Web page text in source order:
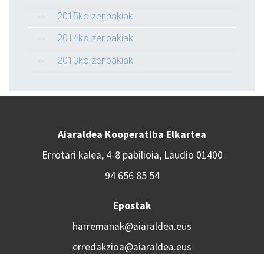
2015ko zenbakiak
2014ko zenbakiak
2013ko zenbakiak
Aiaraldea Kooperatiba Elkartea
Errotari kalea, 4-8 pabilioia, Laudio 01400
94 656 85 54
Epostak
harremanak@aiaraldea.eus
erredakzioa@aiaraldea.eus